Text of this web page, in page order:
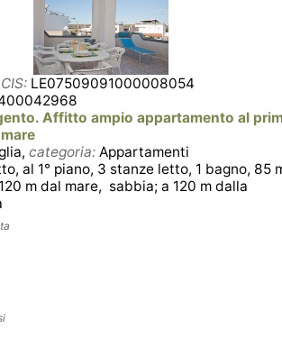
CIS: LE07509091000008054
Affitto ampio appartamento al
categoria: Appartamenti
al 1° piano, 3 stanze letto, 1 bagno, 85
m dal mare, sabbia; a 120 m dalla